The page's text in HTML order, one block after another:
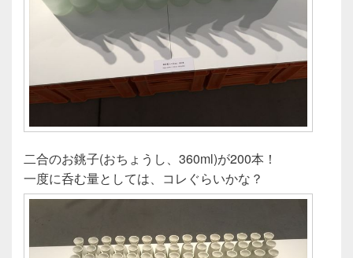
二合のお銚子(おちょうし、360ml)が200本！
一度に呑む量としては、コレぐらいかな？